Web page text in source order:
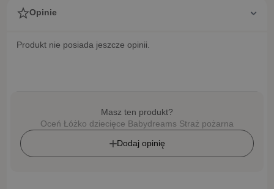
Opinie
Produkt nie posiada jeszcze opinii.
Masz ten produkt?
Oceń Łóżko dziecięce Babydreams Straż pożarna
Dodaj opinię